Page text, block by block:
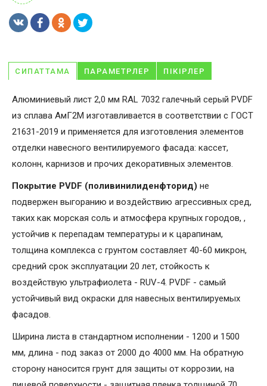
СИПАТТАМА ПАРАМЕТРЛЕР ПІКІРЛЕР
Алюминиевый лист 2,0 мм RAL 7032 галечный серый PVDF
из сплава АмГ2М изготавливается в соответствии с ГОСТ
21631-2019 и применяется для изготовления элементов
отделки навесного вентилируемого фасада: кассет,
колонн, карнизов и прочих декоративных элементов.
Покрытие PVDF (поливинилиденфторид) не
подвержен выгоранию и воздействию агрессивных сред,
таких как морская соль и атмосфера крупных городов, ,
устойчив к перепадам температуры и к царапинам,
толщина комплекса с грунтом составляет 40-60 микрон,
средний срок эксплуатации 20 лет, стойкость к
воздействую ультрафиолета - RUV-4. PVDF - самый
устойчивый вид окраски для навесных вентилируемых
фасадов.
Ширина листа в стандартном исполнении - 1200 и 1500
мм, длина - под заказ от 2000 до 4000 мм. На обратную
сторону наносится грунт для защиты от коррозии, на